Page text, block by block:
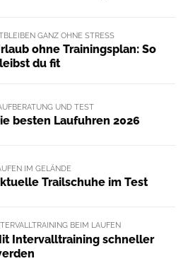
GANZ OHNE STRESS
ohne Trainingsplan: So
du fit
UND TEST
besten Laufuhren 2026
IM GELÄNDE
Trailschuhe im Test
BEIM LAUFEN
Intervalltraining schneller